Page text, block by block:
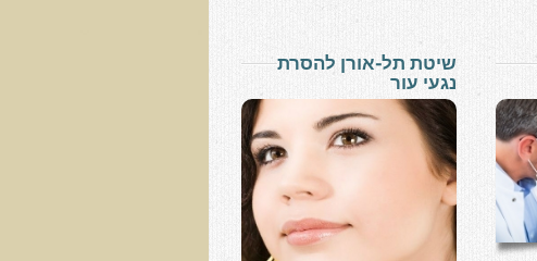
שיטת תל-אורן להסרת
נגעי עור